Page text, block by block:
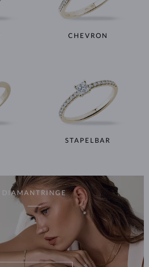
CHEVRON
STAPELBAR
DIAMANTRINGE